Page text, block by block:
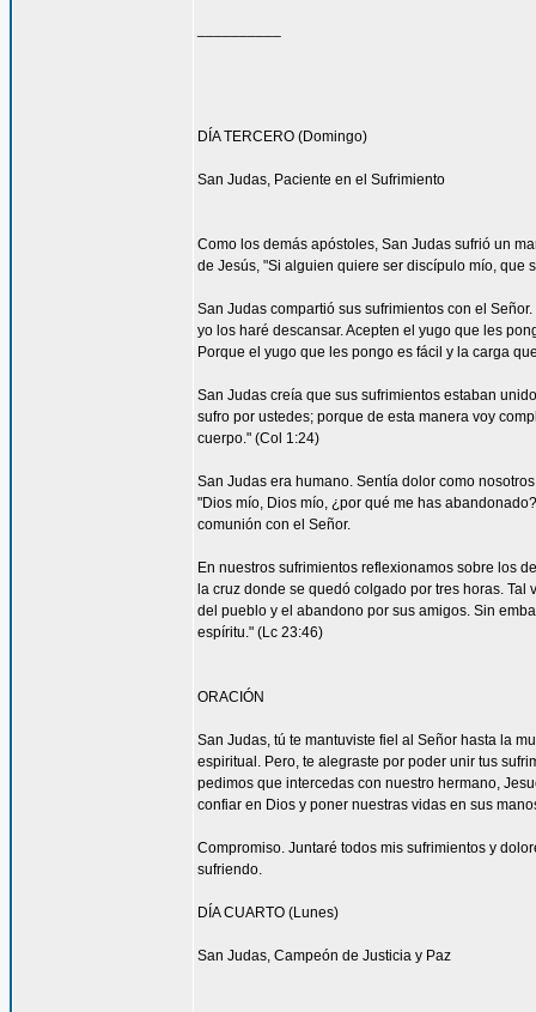
DÍA TERCERO (Domingo)
San Judas, Paciente en el Sufrimiento
Como los demás apóstoles, San Judas sufrió un
de Jesús, "Si alguien quiere ser discípulo mío, que
San Judas compartió sus sufrimientos con el
yo los haré descansar. Acepten el yugo que les
Porque el yugo que les pongo es fácil y la carga
San Judas creía que sus sufrimientos estaban
sufro por ustedes; porque de esta manera voy
cuerpo." (Col 1:24)
San Judas era humano. Sentía dolor como
"Dios mío, Dios mío, ¿por qué me has
comunión con el Señor.
En nuestros sufrimientos reflexionamos sobre los
la cruz donde se quedó colgado por tres horas.
del pueblo y el abandono por sus amigos. Sin
espíritu." (Lc 23:46)
ORACIÓN
San Judas, tú te mantuviste fiel al Señor hasta la
espiritual. Pero, te alegraste por poder unir tus
pedimos que intercedas con nuestro hermano,
confiar en Dios y poner nuestras vidas en sus
Compromiso. Juntaré todos mis sufrimientos y
sufriendo.
DÍA CUARTO (Lunes)
San Judas, Campeón de Justicia y Paz